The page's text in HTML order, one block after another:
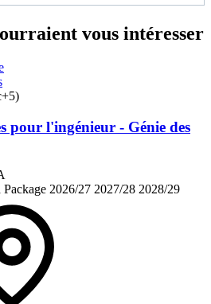
vous intéresser
pour l'ingénieur - Génie des
Package 2026/27 2027/28 2028/29